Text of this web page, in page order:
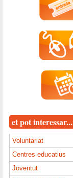
et pot interessar...
Voluntariat
Centres educatius
Joventut